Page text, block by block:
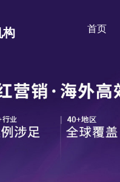
构 首页